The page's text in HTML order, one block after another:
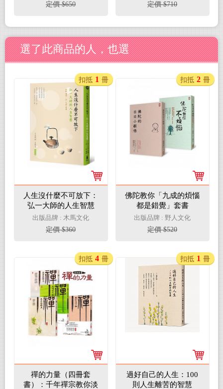
定價 $650
定價 $710
選了此商品的人，也選
人生沒什麼不可放下：
弘一大師的人生智慧
出版品牌 : 木馬文化
定價 $360
扣抵 1 冊
佛陀教你「九成的煩惱
都是錯覺」套書
出版品牌 : 野人文化
定價 $520
扣抵 2 冊
禪的力量（四冊套
書）：千年禪宗教你淡
扣抵 4 冊
過好自己的人生：100
則人生離苦的智慧
扣抵 1 冊